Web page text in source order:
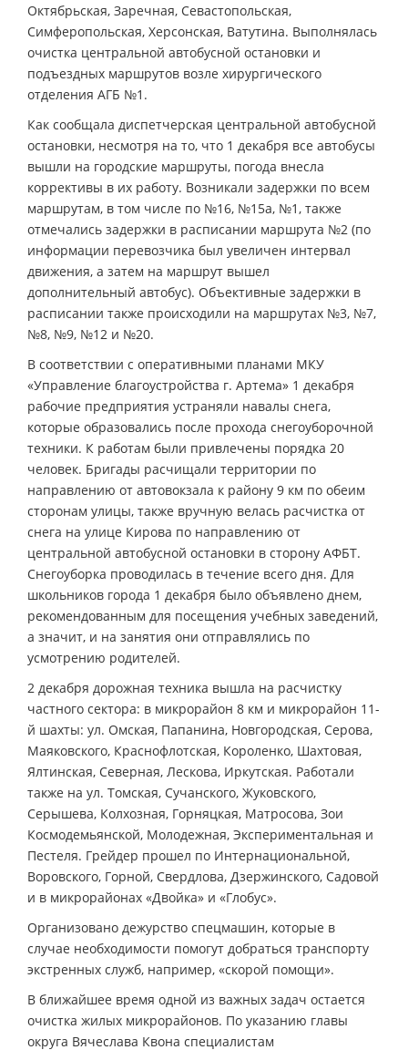
Октябрьская, Заречная, Севастопольская,
Симферопольская, Херсонская, Ватутина. Выполнялась
очистка центральной автобусной остановки и
подъездных маршрутов возле хирургического
отделения АГБ №1.
Как сообщала диспетчерская центральной автобусной
остановки, несмотря на то, что 1 декабря все автобусы
вышли на городские маршруты, погода внесла
коррективы в их работу. Возникали задержки по всем
маршрутам, в том числе по №16, №15а, №1, также
отмечались задержки в расписании маршрута №2 (по
информации перевозчика был увеличен интервал
движения, а затем на маршрут вышел
дополнительный автобус). Объективные задержки в
расписании также происходили на маршрутах №3, №7,
№8, №9, №12 и №20.
В соответствии с оперативными планами МКУ
«Управление благоустройства г. Артема» 1 декабря
рабочие предприятия устраняли навалы снега,
которые образовались после прохода снегоуборочной
техники. К работам были привлечены порядка 20
человек. Бригады расчищали территории по
направлению от автовокзала к району 9 км по обеим
сторонам улицы, также вручную велась расчистка от
снега на улице Кирова по направлению от
центральной автобусной остановки в сторону АФБТ.
Снегоуборка проводилась в течение всего дня. Для
школьников города 1 декабря было объявлено днем,
рекомендованным для посещения учебных заведений,
а значит, и на занятия они отправлялись по
усмотрению родителей.
2 декабря дорожная техника вышла на расчистку
частного сектора: в микрорайон 8 км и микрорайон 11-
й шахты: ул. Омская, Папанина, Новгородская, Серова,
Маяковского, Краснофлотская, Короленко, Шахтовая,
Ялтинская, Северная, Лескова, Иркутская. Работали
также на ул. Томская, Сучанского, Жуковского,
Серышева, Колхозная, Горняцкая, Матросова, Зои
Космодемьянской, Молодежная, Экспериментальная и
Пестеля. Грейдер прошел по Интернациональной,
Воровского, Горной, Свердлова, Дзержинского, Садовой
и в микрорайонах «Двойка» и «Глобус».
Организовано дежурство спецмашин, которые в
случае необходимости помогут добраться транспорту
экстренных служб, например, «скорой помощи».
В ближайшее время одной из важных задач остается
очистка жилых микрорайонов. По указанию главы
округа Вячеслава Квона специалистам